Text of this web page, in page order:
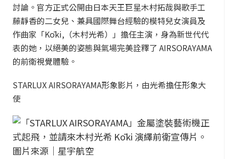
討論。官方正式公開由日本天王巨星木村拓哉與歌手工
藤靜香的二女兒、兼具國際舞台經驗的模特兒女演員及
作曲家「Kōki,（木村光希）」擔任主演，身為新世代代
表的她，以絕美的姿態與氣場完美詮釋了 AIRSORAYAMA
的前衛視覺體驗。
STARLUX AIRSORAYAMA形象影片，由光希擔任形象大
使